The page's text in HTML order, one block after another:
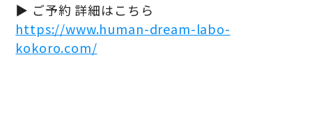
▶ ご予約 詳細はこちら
https://www.human-dream-labo-
kokoro.com/